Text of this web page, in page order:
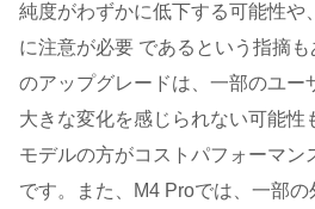
純度がわずかに低下する可能性や
に注意が必要 であるという指摘
のアップグレードは、一部のユー
大きな変化を感じられない可能性
モデルの方がコストパフォーマン
です。また、M4 Proでは、一部